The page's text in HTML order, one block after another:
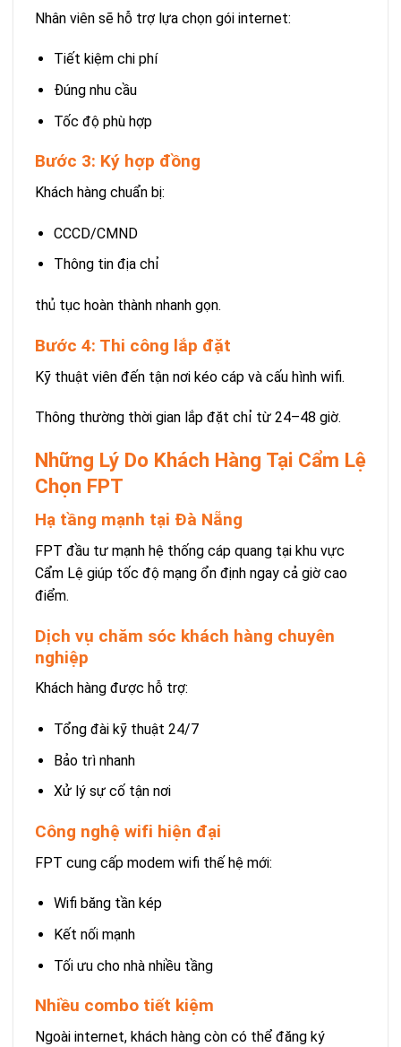
Nhân viên sẽ hỗ trợ lựa chọn gói internet:
Tiết kiệm chi phí
Đúng nhu cầu
Tốc độ phù hợp
Bước 3: Ký hợp đồng
Khách hàng chuẩn bị:
CCCD/CMND
Thông tin địa chỉ
thủ tục hoàn thành nhanh gọn.
Bước 4: Thi công lắp đặt
Kỹ thuật viên đến tận nơi kéo cáp và cấu hình wifi.
Thông thường thời gian lắp đặt chỉ từ 24–48 giờ.
Những Lý Do Khách Hàng Tại Cẩm Lệ
Chọn FPT
Hạ tầng mạnh tại Đà Nẵng
FPT đầu tư mạnh hệ thống cáp quang tại khu vực
Cẩm Lệ giúp tốc độ mạng ổn định ngay cả giờ cao
điểm.
Dịch vụ chăm sóc khách hàng chuyên
nghiệp
Khách hàng được hỗ trợ:
Tổng đài kỹ thuật 24/7
Bảo trì nhanh
Xử lý sự cố tận nơi
Công nghệ wifi hiện đại
FPT cung cấp modem wifi thế hệ mới:
Wifi băng tần kép
Kết nối mạnh
Tối ưu cho nhà nhiều tầng
Nhiều combo tiết kiệm
Ngoài internet, khách hàng còn có thể đăng ký